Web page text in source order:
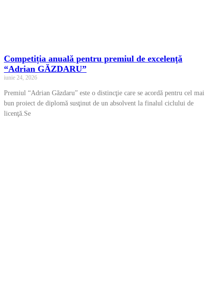
Competiția anuală pentru premiul de excelenţă
“Adrian GĂZDARU”
iunie 24, 2026
Premiul “Adrian Găzdaru” este o distincţie care se acordă pentru cel mai
bun proiect de diplomă susţinut de un absolvent la finalul ciclului de
licenţă.Se